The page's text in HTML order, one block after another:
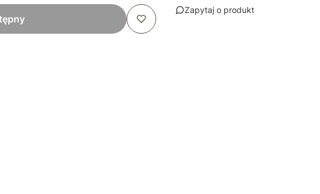
Zapytaj o produkt